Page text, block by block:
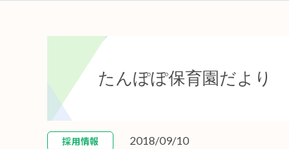
たんぽぽ保育園だより
採用情報 2018/09/10